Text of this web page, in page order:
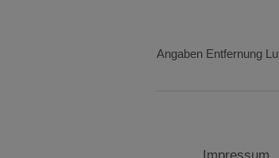
Angaben Entfernung
Impressum